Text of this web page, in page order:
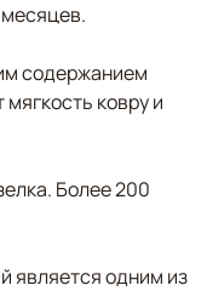
содержанием
ковру и
Более 200
является одним из